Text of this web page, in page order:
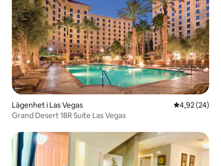
Lägenhet i Las Vegas 4,92 av 5 i
4,92 (24)
Grand Desert 1BR Suite Las Vegas